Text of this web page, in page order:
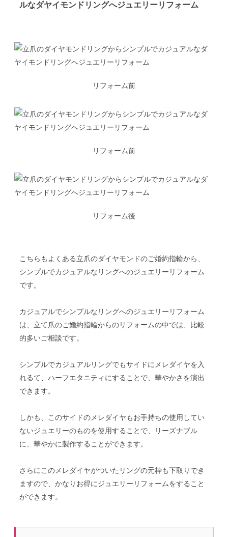
ルなダヤイモンドリングへジュエリーリフォーム
リフォーム前
リフォーム前
リフォーム後
こちらもよくある立爪のダイヤモンドのご婚約指輪から、
シンプルでカジュアルなリングへのジュエリーリフォーム
です。
カジュアルでシンプルなリングへのジュエリーリフォーム
は、立て爪のご婚約指輪からのリフォームの中では、比較
的多いご相談です。
シンプルでカジュアルリングでもサイドにメレダイヤを入
れるて、ハーフエタニティにすることで、華やかさを演出
できます。
しかも、このサイドのメレダイヤもお手持ちの使用してい
ないジュエリーのものを使用することで、リーズナブル
に、華やかに製作することができます。
さらにこのメレダイヤがついたリングの元枠も下取りでき
ますので、かなりお得にジュエリーリフォームをすること
ができます。